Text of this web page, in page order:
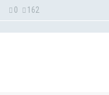
0 162